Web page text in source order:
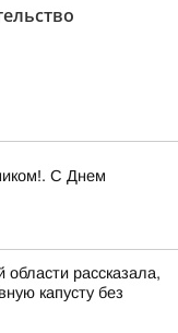
С Днем
рассказала,
капусту без